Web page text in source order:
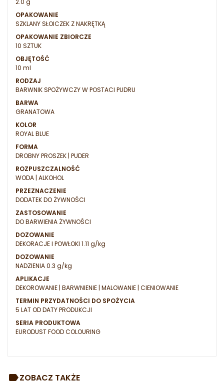
2.0 g
OPAKOWANIE
SZKLANY SŁOICZEK Z NAKRĘTKĄ
OPAKOWANIE ZBIORCZE
10 SZTUK
OBJĘTOŚĆ
10 ml
RODZAJ
BARWNIK SPOŻYWCZY W POSTACI PUDRU
BARWA
GRANATOWA
KOLOR
ROYAL BLUE
FORMA
DROBNY PROSZEK | PUDER
ROZPUSZCZALNOŚĆ
WODA | ALKOHOL
PRZEZNACZENIE
DODATEK DO ŻYWNOŚCI
ZASTOSOWANIE
DO BARWIENIA ŻYWNOŚCI
DOZOWANIE
DEKORACJE I POWŁOKI 1.11 g/kg
DOZOWANIE
NADZIENIA 0.3 g/kg
APLIKACJE
DEKOROWANIE | BARWNIENIE | MALOWANIE | CIENIOWANIE
TERMIN PRZYDATNOŚCI DO SPOŻYCIA
5 LAT OD DATY PRODUKCJI
SERIA PRODUKTOWA
EURODUST FOOD COLOURING
ZOBACZ TAKŻE